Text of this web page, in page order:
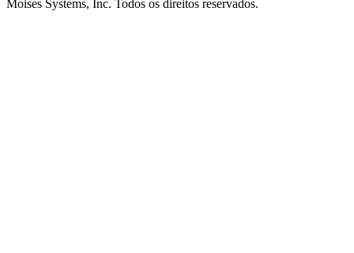
Moises Systems, Inc. Todos os direitos reservados.